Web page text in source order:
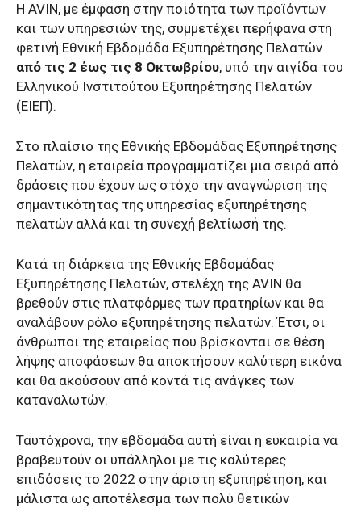
Η AVIN, με έμφαση στην ποιότητα των προϊόντων
και των υπηρεσιών της, συμμετέχει περήφανα στη
φετινή Εθνική Εβδομάδα Εξυπηρέτησης Πελατών
από τις 2 έως τις 8 Οκτωβρίου, υπό την αιγίδα του
Ελληνικού Ινστιτούτου Εξυπηρέτησης Πελατών
(ΕΙΕΠ).
Στο πλαίσιο της Εθνικής Εβδομάδας Εξυπηρέτησης
Πελατών, η εταιρεία προγραμματίζει μια σειρά από
δράσεις που έχουν ως στόχο την αναγνώριση της
σημαντικότητας της υπηρεσίας εξυπηρέτησης
πελατών αλλά και τη συνεχή βελτίωσή της.
Κατά τη διάρκεια της Εθνικής Εβδομάδας
Εξυπηρέτησης Πελατών, στελέχη της AVIN θα
βρεθούν στις πλατφόρμες των πρατηρίων και θα
αναλάβουν ρόλο εξυπηρέτησης πελατών. Έτσι, οι
άνθρωποι της εταιρείας που βρίσκονται σε θέση
λήψης αποφάσεων θα αποκτήσουν καλύτερη εικόνα
και θα ακούσουν από κοντά τις ανάγκες των
καταναλωτών.
Ταυτόχρονα, την εβδομάδα αυτή είναι η ευκαιρία να
βραβευτούν οι υπάλληλοι με τις καλύτερες
επιδόσεις το 2022 στην άριστη εξυπηρέτηση, και
μάλιστα ως αποτέλεσμα των πολύ θετικών